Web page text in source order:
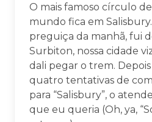
O mais famoso círculo
mundo fica em
preguiça da manhã, fui
Surbiton, nossa cidade
dali pegar o trem.
quatro tentativas de
para “Salisbury”, o
que eu queria (Oh, ya,